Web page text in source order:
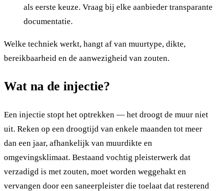
als eerste keuze. Vraag bij elke aanbieder transparante
documentatie.
Welke techniek werkt, hangt af van muurtype, dikte,
bereikbaarheid en de aanwezigheid van zouten.
Wat na de injectie?
Een injectie stopt het optrekken — het droogt de muur niet
uit. Reken op een droogtijd van enkele maanden tot meer
dan een jaar, afhankelijk van muurdikte en
omgevingsklimaat. Bestaand vochtig pleisterwerk dat
verzadigd is met zouten, moet worden weggehakt en
vervangen door een saneerpleister die toelaat dat resterend